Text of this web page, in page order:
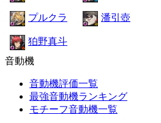
プルクラ 潘引壺
狛野真斗
音動機
音動機評価一覧
最強音動機ランキング
モチーフ音動機一覧